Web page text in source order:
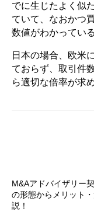
でに生じたよく似
ていて、なおかつ
数値がわかってい
日本の場合、欧米
ておらず、取引件
ら適切な倍率が求
M&Aアドバイザリー
の形態からメリット
説！